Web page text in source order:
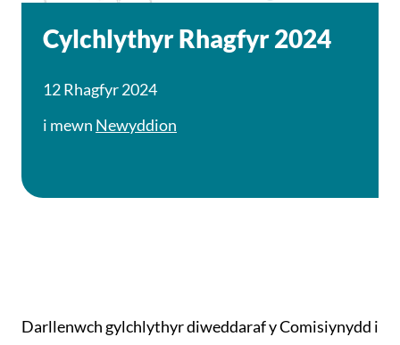
Cylchlythyr Rhagfyr 2024
12 Rhagfyr 2024
i mewn Newyddion
Darllenwch gylchlythyr diweddaraf y Comisiynydd i